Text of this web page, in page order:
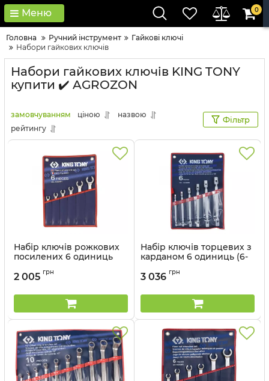
Меню 0
Головна Ручний інструмент
Гайкові ключі
Набори гайкових ключів
Набори гайкових ключів KING TONY
купити ✔️ AGROZON
замовчуванням ціною
назвою
рейтингу
Фільтр
Набір ключів рожкових
посилених 6 одиниць
Артикул: 1306SR
2 005 грн
Набір ключів торцевих з
карданом 6 одиниць (6-
терилену
3 036 грн